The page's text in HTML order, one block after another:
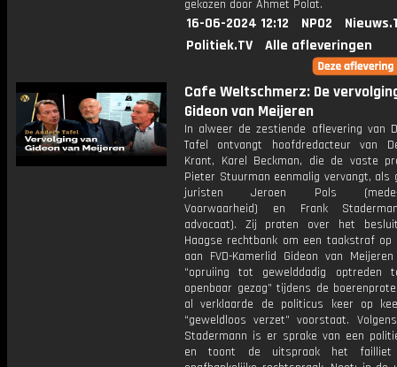
gekozen door Ahmet Polat.
16-06-2024 12:12 NPO2
Politiek.TV
Alle afleveringen
Cafe Weltschmerz: De
Gideon van Meijeren
In alweer de zestiende aflevering van
Tafel ontvangt hoofdredacteur van
Krant, Karel Beckman, die de vaste
Pieter Stuurman eenmalig vervangt, als
juristen Jeroen Pols (mede-
Voorwaarheid) en Frank
advocaat). Zij praten over het
Haagse rechtbank om een taakstraf op
aan FVD-Kamerlid Gideon van
“opruiing tot gewelddadig optreden
openbaar gezag” tijdens de
al verklaarde de politicus keer op
“geweldloos verzet” voorstaat.
Stadermann is er sprake van een
en toont de uitspraak het